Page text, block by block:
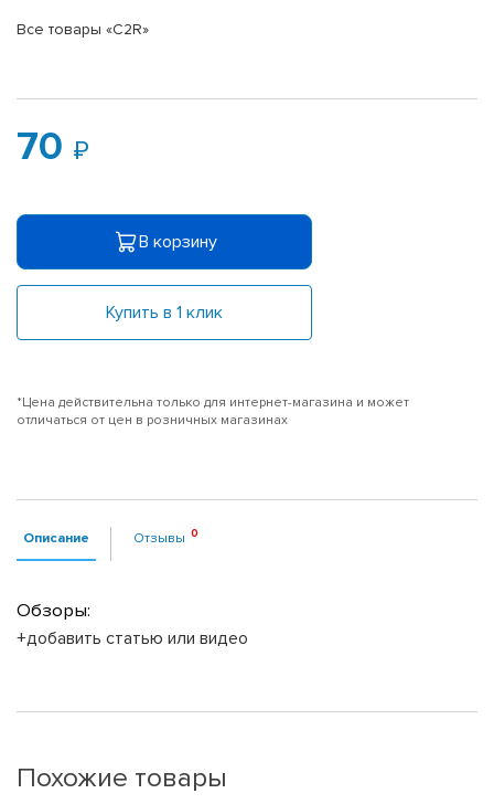
Все товары «C2R»
70
В корзину
Купить в 1 клик
*Цена действительна только для интернет-магазина и может
отличаться от цен в розничных магазинах
Описание Отзывы
Обзоры:
+добавить статью или видео
Похожие товары